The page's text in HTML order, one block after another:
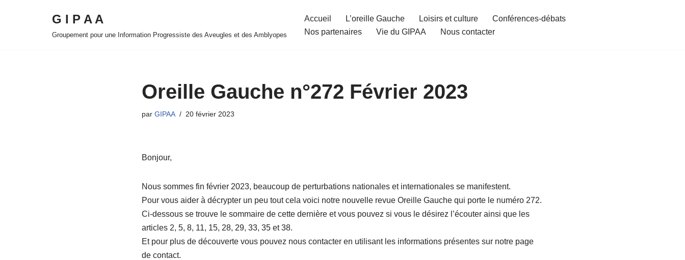
G I P A A
Groupement pour une Information Progressiste des Aveugles et des Amblyopes
Accueil L’oreille Gauche Loisirs et culture
Conférences-débats
Nos partenaires
Vie du GIPAA Nous contacter
Oreille Gauche n°272 Février 2023
par GIPAA 20 février 2023
Bonjour,
Nous sommes fin février 2023, beaucoup de perturbations nationales et internationales se manifestent.
Pour vous aider à décrypter un peu tout cela voici notre nouvelle revue Oreille Gauche qui porte le numéro 272.
Ci-dessous se trouve le sommaire de cette dernière et vous pouvez si vous le désirez l’écouter ainsi que les
articles 2, 5, 8, 11, 15, 28, 29, 33, 35 et 38.
Et pour plus de découverte vous pouvez nous contacter en utilisant les informations présentes sur notre page
de contact.